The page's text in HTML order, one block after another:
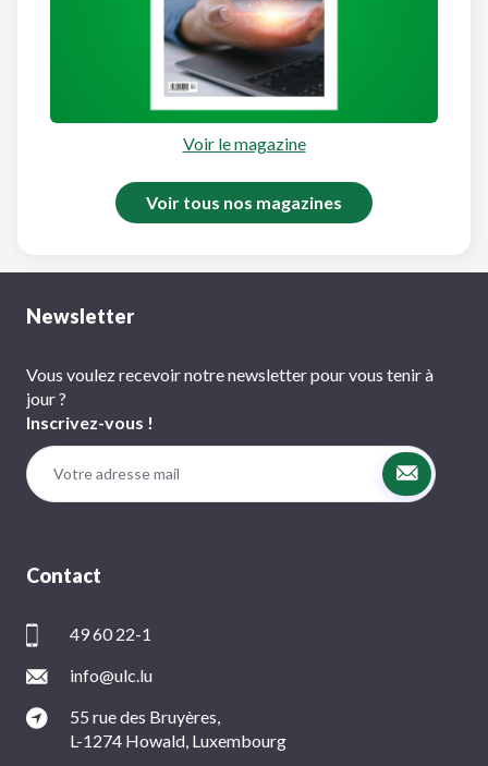
Voir le magazine
Voir tous nos magazines
Newsletter
Vous voulez recevoir notre newsletter pour vous tenir à
jour ?
Inscrivez-vous !
Contact
49 60 22-1
info@ulc.lu
55 rue des Bruyères,
L-1274 Howald, Luxembourg